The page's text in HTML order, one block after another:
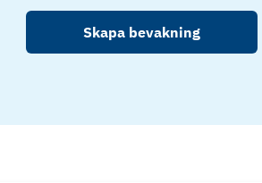
Skapa bevakning